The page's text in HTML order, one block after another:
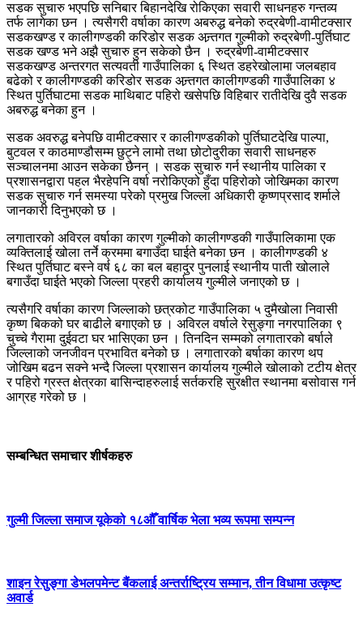
सडक सुचारु भएपछि सनिबार बिहानदेखि रोकिएका सवारी साधनहरु गन्तव्य
तर्फ लागेका छन । त्यसैगरी वर्षाका कारण अबरुद्ध बनेको रुद्रबेणी‐वामीटक्सार
सडकखण्ड र कालीगण्डकी करिडोर सडक अन्र्तगत गुल्मीको रुद्रबेणी‐पुर्तिघाट
सडक खण्ड भने अझै सुचारु हुन सकेको छैन । रुद्रबेणी‐वामीटक्सार
सडकखण्ड अन्तरगत सत्यवती गाउँपालिका ६ स्थित डहरेखोलामा जलबहाव
बढेको र कालीगण्डकी करिडोर सडक अन्र्तगत कालीगण्डकी गाउँपालिका ४
स्थित पुर्तिघाटमा सडक माथिबाट पहिरो खसेपछि विहिबार रातीदेखि दुवै सडक
अबरुद्ध बनेका हुन ।
सडक अवरुद्ध बनेपछि वामीटक्सार र कालीगण्डकीको पुर्तिघाटदेखि पाल्पा,
बुटवल र काठमाण्डौसम्म छुट्ने लामो तथा छोटोदुरीका सवारी साधनहरु
सञ्चालनमा आउन सकेका छैनन् । सडक सुचारु गर्न स्थानीय पालिका र
प्रशासनद्वारा पहल भैरहेपनि वर्षा नरोकिएको हुँदा पहिरोको जोखिमका कारण
सडक सुचारु गर्न समस्या परेको प्रमुख जिल्ला अधिकारी कृष्णप्रसाद शर्माले
जानकारी दिनुभएको छ ।
लगातारको अविरल वर्षाका कारण गुल्मीको कालीगण्डकी गाउँपालिकामा एक
व्यक्तिलाई खोला तर्ने क्रममा बगाउँदा घाईते बनेका छन । कालीगण्डकी ४
स्थित पुर्तिघाट बस्ने वर्ष ६८ का बल बहादुर पुनलाई स्थानीय पाती खोलाले
बगाउँदा घाईते भएको जिल्ला प्रहरी कार्यालय गुल्मीले जनाएको छ ।
त्यसैगरि वर्षाका कारण जिल्लाको छत्रकोट गाउँपालिका ५ दुमैखोला निवासी
कृष्ण बिकको घर बाढीले बगाएको छ । अविरल वर्षाले रेसुङ्गा नगरपालिका ९
चुच्चे गैरामा दुईवटा घर भासिएका छन । तिनदिन सम्मको लगातारको बर्षाले
जिल्लाको जनजीवन प्रभावित बनेको छ । लगातारको बर्षाका कारण थप
जोखिम बढन सक्ने भन्दै जिल्ला प्रशासन कार्यालय गुल्मीले खोलाको टटीय क्षेत्र
र पहिरो ग्रस्त क्षेत्रका बासिन्दाहरुलाई सर्तकरहि सुरक्षीत स्थानमा बसोवास गर्न
आग्रह गरेको छ ।
सम्बन्धित समाचार शीर्षकहरु
गुल्मी जिल्ला समाज यूकेको १८औँ वार्षिक भेला भव्य रूपमा सम्पन्न
शाइन रेसुङ्गा डेभलपमेन्ट बैंकलाई अन्तर्राष्ट्रिय सम्मान, तीन विधामा उत्कृष्ट
अवार्ड